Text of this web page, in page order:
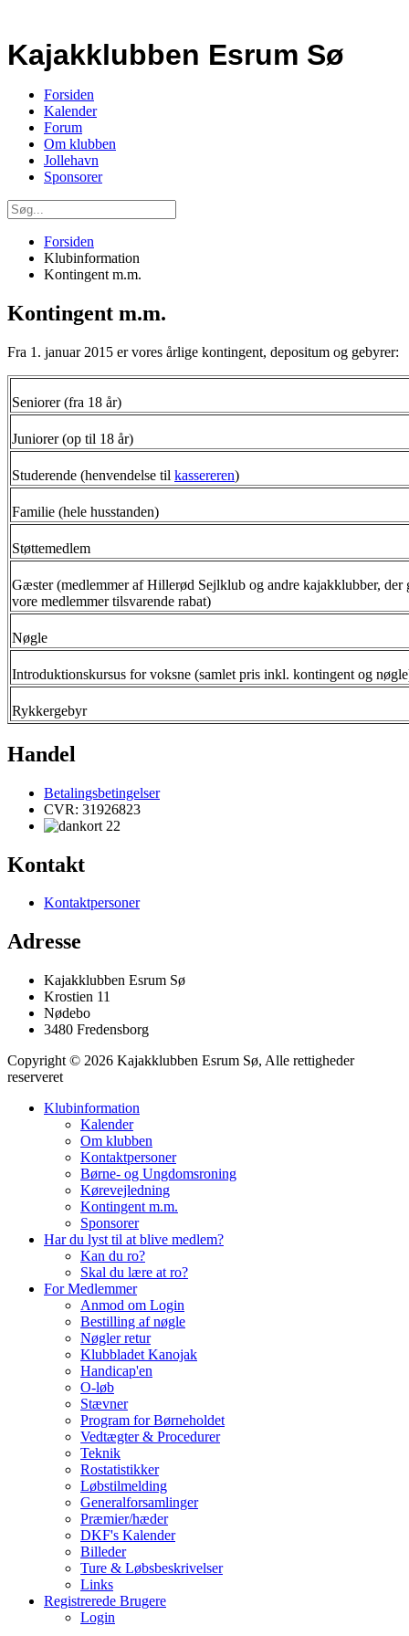
Kajakklubben Esrum Sø
Forsiden
Kalender
Forum
Om klubben
Jollehavn
Sponsorer
Forsiden
Klubinformation
Kontingent m.m.
Kontingent m.m.
Fra 1. januar 2015 er vores årlige kontingent, depositum og gebyrer:
Seniorer (fra 18 år)
Juniorer (op til 18 år)
Studerende (henvendelse til kassereren)
Familie (hele husstanden)
Støttemedlem
Gæster (medlemmer af Hillerød Sejlklub og andre kajakklubber, der
vore medlemmer tilsvarende rabat)
Nøgle
Introduktionskursus for voksne (samlet pris inkl. kontingent og
Rykkergebyr
Handel
Betalingsbetingelser
CVR: 31926823
Kontakt
Kontaktpersoner
Adresse
Kajakklubben Esrum Sø
Krostien 11
Nødebo
3480 Fredensborg
Copyright © 2026 Kajakklubben Esrum Sø, Alle rettigheder
reserveret
Klubinformation
Kalender
Om klubben
Kontaktpersoner
Børne- og Ungdomsroning
Kørevejledning
Kontingent m.m.
Sponsorer
Har du lyst til at blive medlem?
Kan du ro?
Skal du lære at ro?
For Medlemmer
Anmod om Login
Bestilling af nøgle
Nøgler retur
Klubbladet Kanojak
Handicap'en
O-løb
Stævner
Program for Børneholdet
Vedtægter & Procedurer
Teknik
Rostatistikker
Løbstilmelding
Generalforsamlinger
Præmier/hæder
DKF's Kalender
Billeder
Ture & Løbsbeskrivelser
Links
Registrerede Brugere
Login